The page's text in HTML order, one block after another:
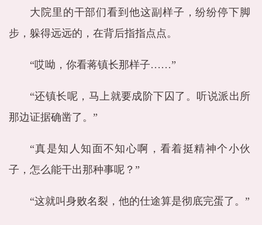
大院里的干部们看到他这副样子，纷纷停下脚
步，躲得远远的，在背后指指点点。
“哎呦，你看蒋镇长那样子……”
“还镇长呢，马上就要成阶下囚了。听说派出所
那边证据确凿了。”
“真是知人知面不知心啊，看着挺精神个小伙
子，怎么能干出那种事呢？”
“这就叫身败名裂，他的仕途算是彻底完蛋了。”